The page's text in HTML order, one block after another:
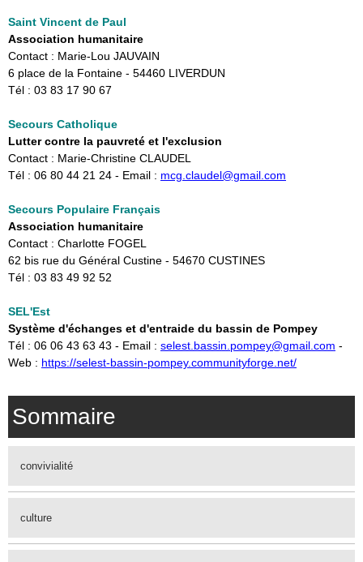
Saint Vincent de Paul
Association humanitaire
Contact : Marie-Lou JAUVAIN
6 place de la Fontaine - 54460 LIVERDUN
Tél : 03 83 17 90 67
Secours Catholique
Lutter contre la pauvreté et l'exclusion
Contact : Marie-Christine CLAUDEL
Tél : 06 80 44 21 24 - Email : ​ mcg.claudel@gmail.com
Secours Populaire Français
Association humanitaire
Contact : Charlotte FOGEL
62 bis rue du Général Custine - 54670 CUSTINES
Tél : 03 83 49 92 52
SEL'Est
Système d'échanges et d'entraide du bassin de Pompey
Tél : 06 06 43 63 43 - Email : selest.bassin.pompey@gmail.com -
Web : https://selest-bassin-pompey.communityforge.net/
Sommaire
convivialité
culture